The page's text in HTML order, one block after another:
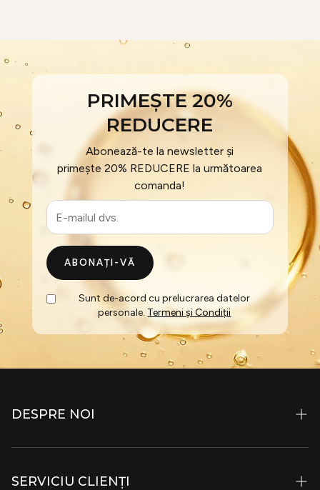
PRIMEȘTE 20%
REDUCERE
Abonează-te la newsletter și
primește 20% REDUCERE la următoarea
comanda!
ABONAȚI-VĂ
Sunt de-acord cu prelucrarea datelor
personale. Termeni și Condiții
DESPRE NOI
SERVICIU CLIENȚI